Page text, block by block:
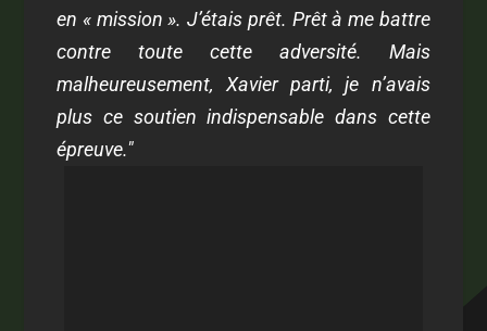
en « mission ». J’étais prêt. Prêt à me battre
contre toute cette adversité. Mais
malheureusement, Xavier parti, je n’avais
plus ce soutien indispensable dans cette
épreuve."